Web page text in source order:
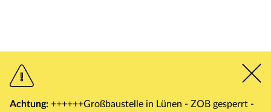
Achtung: ++++++Großbaustelle in Lünen - ZOB gesperrt -